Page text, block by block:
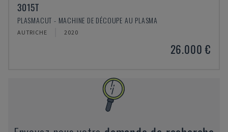
3015T
PLASMACUT - MACHINE DE DÉCOUPE AU PLASMA
AUTRICHE 2020
26.000 €